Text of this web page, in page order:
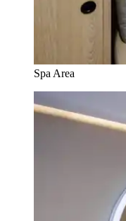
Spa Area